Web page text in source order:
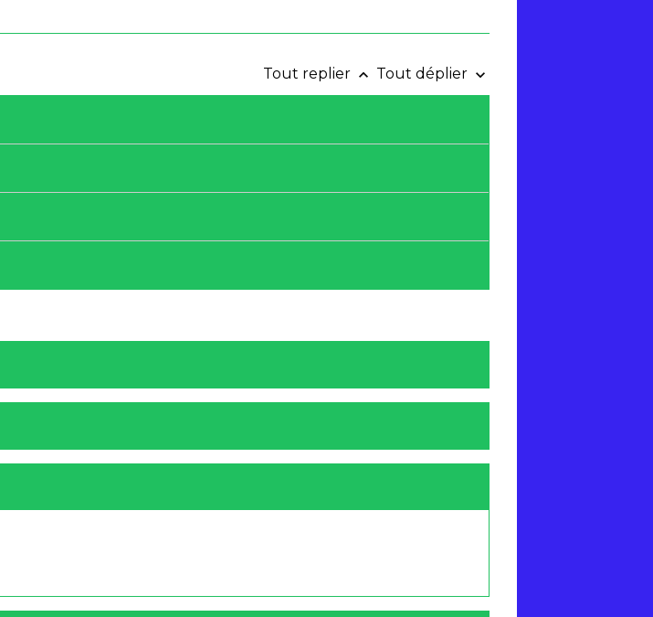
Tout replier keyboard_arrow_up Tout déplier keyboard_arrow_down